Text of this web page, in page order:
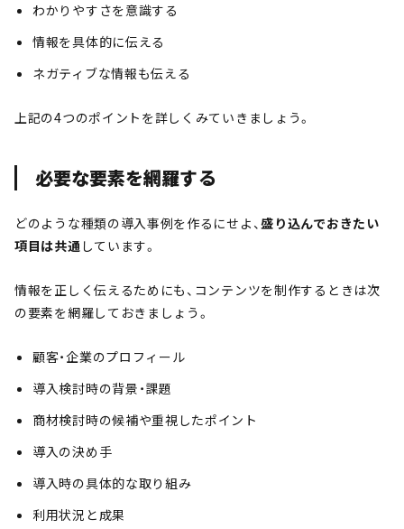
わかりやすさを意識する
情報を具体的に伝える
ネガティブな情報も伝える
上記の4つのポイントを詳しくみていきましょう。
必要な要素を網羅する
どのような種類の導入事例を作るにせよ、盛り込んでおきたい
項目は共通 しています。
情報を正しく伝えるためにも、コンテンツを制作するときは次
の要素を網羅しておきましょう。
顧客・企業のプロフィール
導入検討時の背景・課題
商材検討時の候補や重視したポイント
導入の決め手
導入時の具体的な取り組み
利用状況と成果